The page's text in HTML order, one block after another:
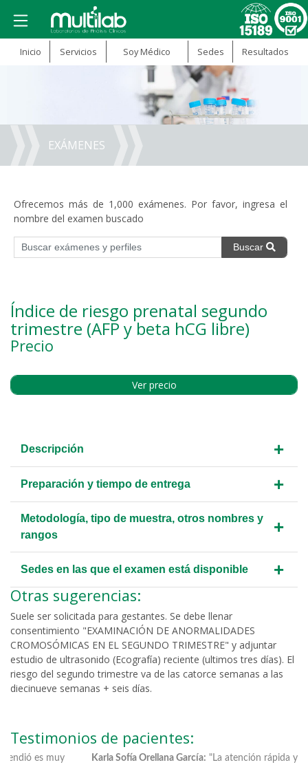
Inicio Servicios Soy Médico Sedes Resultados
EXÁMENES
Ofrecemos más de 1,000 exámenes. Por favor, ingresa el
nombre del examen buscado
Buscar
Índice de riesgo prenatal segundo
trimestre (AFP y beta hCG libre)
Precio
Ver precio
Descripción +
Preparación y tiempo de entrega +
Metodología, tipo de muestra, otros nombres y
rangos
+
Sedes en las que el examen está disponible +
Otras sugerencias:
Suele ser solicitada para gestantes. Se debe llenar
consentimiento "EXAMINACIÓN DE ANORMALIDADES
CROMOSÓMICAS EN EL SEGUNDO TRIMESTRE" y adjuntar
estudio de ultrasonido (Ecografía) reciente (ultimos tres días). El
riesgo del segundo trimestre va de las catorce semanas a las
diecinueve semanas + seis días.
Testimonios de pacientes:
muy Karla Sofía Orellana García:"La atención rápida y los precios